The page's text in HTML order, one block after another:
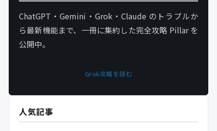
ChatGPT・Gemini・Grok・Claude のトラブルか
ら最新機能まで、一冊に集約した完全攻略 Pillar を
公開中。
Grok攻略を読む
人気記事